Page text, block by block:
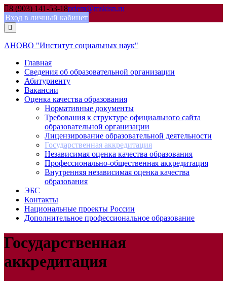
Skip
to
content
8 (903) 141-53-18priem@mskisn.ru
Вход в личный кабинет
АНОВО "Институт социальных наук"
Главная
Сведения об образовательной организации
Абитуриенту
Вакансии
Оценка качества образования
Нормативные документы
Требования к структуре официального сайта
образовательной организации
Лицензирование образовательной деятельности
Государственная аккредитация
Независимая оценка качества образования
Профессионально-общественная аккредитация
Внутренняя независимая оценка качества
образования
ЭБС
Контакты
Национальные проекты России
Дополнительное профессиональное образование
Государственная
аккредитация